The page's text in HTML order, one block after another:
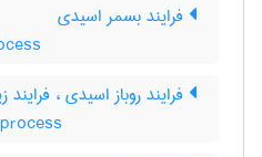
فرایند بسمر اسیدی
فرایند روباز اسیدی ،